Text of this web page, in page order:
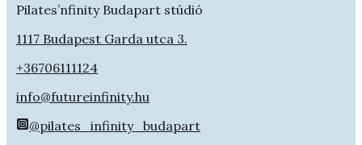
Pilates’nfinity Budapart stúdió
1117 Budapest Garda utca 3.
+36706111124
info@futureinfinity.hu
@pilates_infinity_budapart